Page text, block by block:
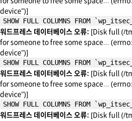
device")]
SHOW FULL COLUMNS FROM
워드프레스 데이터베이스 오류: [Disk full (/
for someone to free some space...
device")]
SHOW FULL COLUMNS FROM
워드프레스 데이터베이스 오류: [Disk full (/
for someone to free some space...
device")]
SHOW FULL COLUMNS FROM
워드프레스 데이터베이스 오류: [Disk full (/